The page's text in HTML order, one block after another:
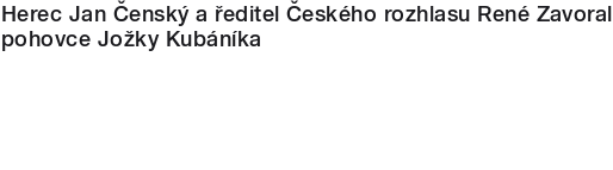
Herec Jan Čenský a ředitel Českého rozhlasu René
pohovce Jožky Kubáníka